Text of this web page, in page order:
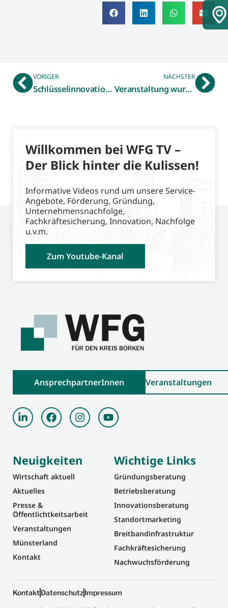
VORIGER
Schlüsselinnovation Predictive Maintenance: „Datenverarbeitung und -analyse“
NÄCHSTER
Veranstaltung wurde abgesagt !!!!
Willkommen bei WFG TV –
Der Blick hinter die Kulissen!
Informative Videos rund um unsere Service-
Angebote, Förderung, Gründung,
Unternehmensnachfolge,
Fachkräftesicherung, Innovation, Nachfolge
u.v.m.
Zum Youtube-Kanal
AnsprechpartnerInnen Veranstaltungen
Neuigkeiten
Wirtschaft aktuell
Aktuelles
Presse &
Öffentlichtkeitsarbeit
Veranstaltungen
Münsterland
Kontakt
Wichtige Links
Gründungsberatung
Betriebsberatung
Innovationsberatung
Standortmarketing
Breitbandinfrastruktur
Fachkräftesicherung
Nachwuchsförderung
KontaktDatenschutzImpressum